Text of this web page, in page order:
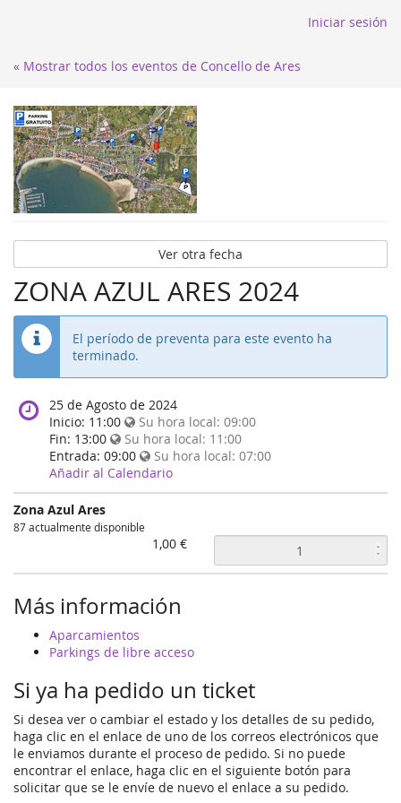
Iniciar sesión
« Mostrar todos los eventos de Concello de Ares
Ver otra fecha
ZONA AZUL ARES 2024
El período de preventa para este evento ha
terminado.
When
does
the
event
happen?
25 de Agosto de 2024
Inicio: 11:00 Su hora local: 09:00
Fin: 13:00 Su hora local: 11:00
Entrada: 09:00 Su hora local: 07:00
Añadir al Calendario
Zona Azul Ares
87 actualmente disponible
1,00 €
Más información
Aparcamientos
Parkings de libre acceso
Si ya ha pedido un ticket
Si desea ver o cambiar el estado y los detalles de su pedido,
haga clic en el enlace de uno de los correos electrónicos que
le enviamos durante el proceso de pedido. Si no puede
encontrar el enlace, haga clic en el siguiente botón para
solicitar que se le envíe de nuevo el enlace a su pedido.